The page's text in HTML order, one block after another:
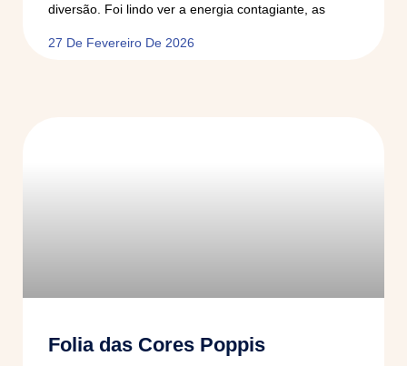
diversão. Foi lindo ver a energia contagiante, as
27 De Fevereiro De 2026
Folia das Cores Poppis